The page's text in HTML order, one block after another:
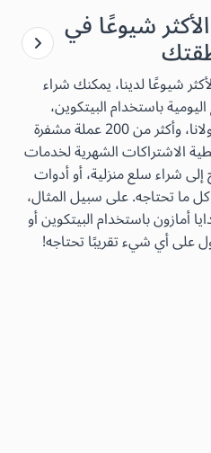
شيوعًا في
شيوعًا لدينا، يمكنك شراء
باستخدام البيتكوين،
والإيثيريوم، واللايتكوين، وسولانا، وأكثر من 200 عملة مشفرة
الاشتراكات الشهرية لخدمات
شراء سلع منزلية، أو أدوات
ما تحتاجه. على سبيل المثال،
أمازون باستخدام البيتكوين أو
أي شيء تقريبًا تحتاجه!